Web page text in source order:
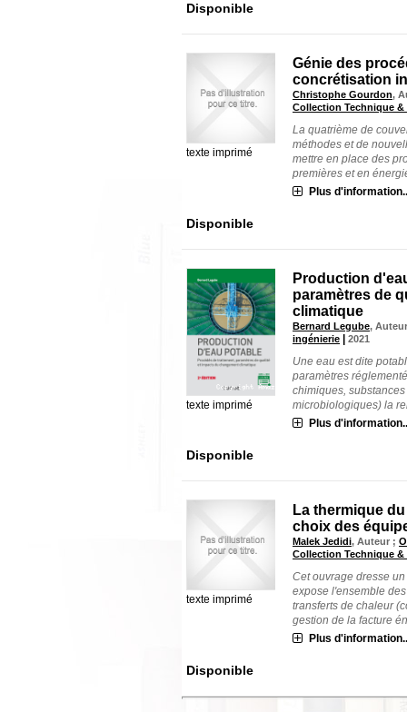
Disponible
texte imprimé
Génie des
concrétisation
Christophe Gourdon,
Collection Technique &
La quatrième de
méthodes et de
mettre en place des
premières et en
Plus
Disponible
texte imprimé
Production
paramètres de
climatique
Bernard Legube,
ingénierie |2021
Une eau est dite
paramètres
chimiques,
microbiologiques) la
Plus
Disponible
texte imprimé
La thermique
choix des
Malek Jedidi, Auteur ;
Collection Technique &
Cet ouvrage dresse
expose l'ensemble
transferts de chaleur
gestion de la facture
Plus
Disponible